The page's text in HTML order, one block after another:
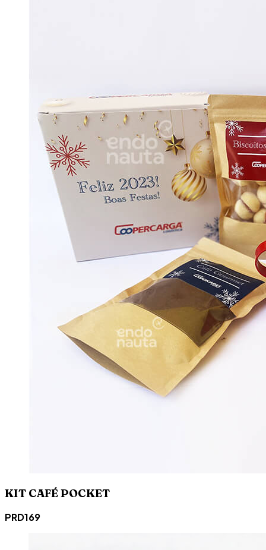
KIT CAFÉ POCKET
PRD169